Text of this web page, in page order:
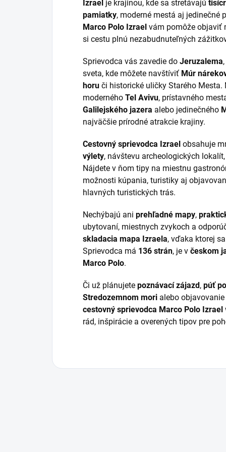
Izrael je krajinou, kde sa stretávajú
pamiatky, moderné mestá aj jedinečné
Marco Polo Izrael vám pomôže objaviť
si cestu plnú nezabudnuteľných
Sprievodca vás zavedie do Jeruzalema
sveta, kde môžete navštíviť Múr
horu či historické uličky Starého
moderného Tel Avivu, prístavného
Galilejského jazera alebo jedinečného
najväčšie prírodné atrakcie krajiny.
Cestovný sprievodca Izrael obsahuje
výlety, návštevu archeologických
Nájdete v ňom tipy na miestnu
možnosti kúpania, turistiky aj
hlavných turistických trás.
Nechýbajú ani prehľadné mapy,
ubytovaní, miestnych zvykoch a
skladacia mapa Izraela, vďaka ktorej
Sprievodca má 136 strán, je v českom
Marco Polo.
Či už plánujete poznávací zájazd , púť
Stredozemnom mori alebo
cestovný sprievodca Marco Polo Izrael
rád, inšpirácie a overených tipov pre